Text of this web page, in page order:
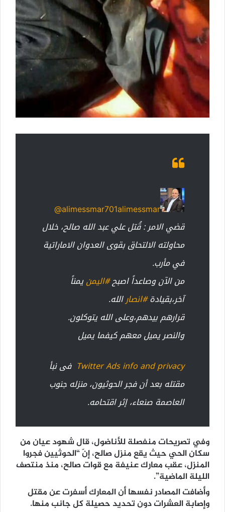
alimessmar
@alimessmar701
قضي الامر : قُتل علي عبد الله صالح، خلال
محاولته الالتحاق بقوى العدوان الاماراتية
في مأرب.
من الآن وصاعداً اصبح#اليمنيمناً
آخر،بقيادة#انصارالله.
قرارهم بيدهم،وعلى الله يتوكلون.
والنصر يميل معهم كيفما يميل
Twitter Ads info and privacy فى نبأ
مقتله بعد أن فجر الحوثيون، منزله جنوب
العاصمة صنعاء، إثر اقتحامه.
وفي تصريحات منفصلة للأناضول، قال شهود عيان من
سكان الحي حيث يقع منزل صالح، إنّ “الحوثيين فجروا
المنزل، عقب معارك عنيفة مع قوات صالح، منذ منتصف
الليلة الماضية”.
وأضافت المصادر نفسها أن المعارك أسفرت عن مقتل
وإصابة العشرات دون تحديد حصيلة كل جانب منها.